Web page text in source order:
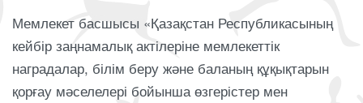
Мемлекет басшысы «Қазақстан Республикасының
кейбір заңнамалық актілеріне мемлекеттік
наградалар, білім беру және баланың құқықтарын
қорғау мәселелері бойынша өзгерістер мен